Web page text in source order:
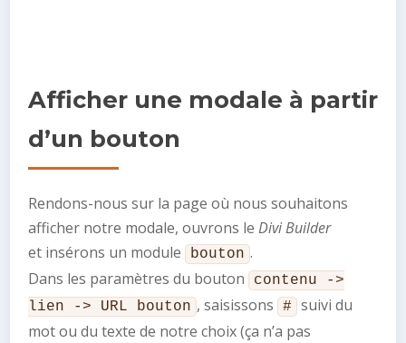
Afficher une modale à partir
d’un bouton
Rendons-nous sur la page où nous souhaitons
afficher notre modale, ouvrons leDivi Builder
et insérons un module bouton .
Dans les paramètres du bouton contenu ->
lien -> URL bouton , saisissons #
suivi du
mot ou du texte de notre choix (ça n’a pas